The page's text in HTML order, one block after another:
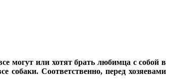
могут или хотят брать любимца с собой в
собаки. Соответственно, перед хозяевами